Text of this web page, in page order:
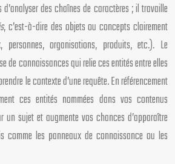
des chaînes de caractères ; il travaille
, c’est-à-dire des objets ou concepts clairement
personnes, organisations, produits, etc.). Le
de connaissances qui relie ces entités entre elles
le contexte d’une requête. En référencement
ces entités nommées dans vos contenus
un sujet et augmente vos chances d’apparaître
comme les panneaux de connaissance ou les